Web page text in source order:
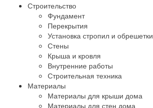
Строительство
Фундамент
Перекрытия
Установка стропил и обрешетки
Стены
Крыша и кровля
Внутренние работы
Строительная техника
Материалы
Материалы для крыши дома
Материалы для стен дома